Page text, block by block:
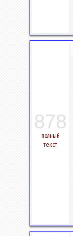
878
полный
текст